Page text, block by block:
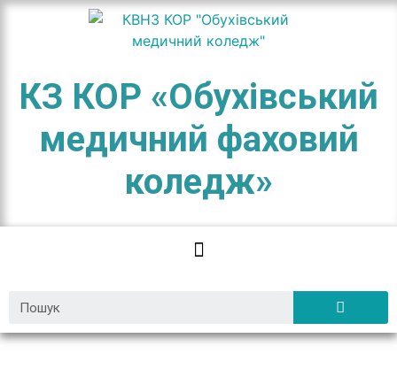
КЗ КОР «Обухівський
медичний фаховий
коледж»